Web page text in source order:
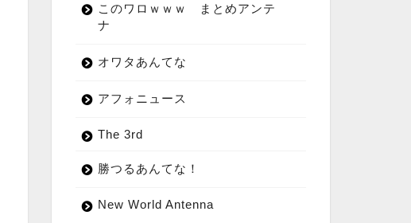
このワロｗｗｗ まとめアンテ
ナ
オワタあんてな
アフォニュース
The 3rd
勝つるあんてな！
New World Antenna